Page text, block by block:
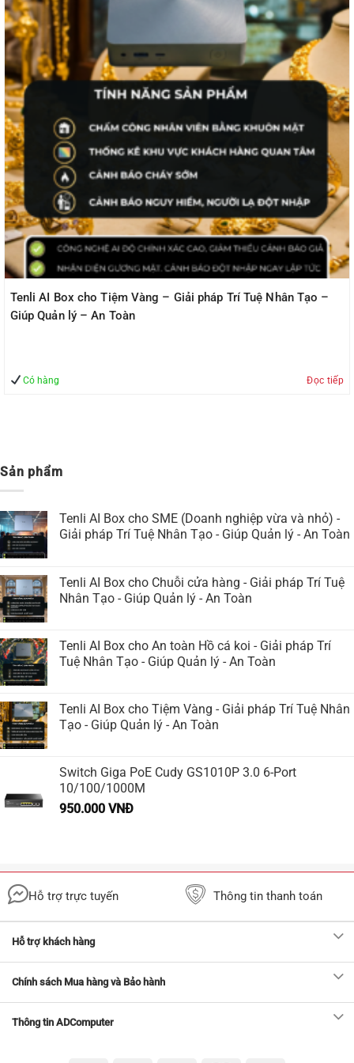
Tenli AI Box cho Tiệm Vàng – Giải pháp Trí Tuệ Nhân Tạo –
Giúp Quản lý – An Toàn
Có hàng Đọc tiếp
Sản phẩm
Tenli AI Box cho SME (Doanh nghiệp vừa và nhỏ) -
Giải pháp Trí Tuệ Nhân Tạo - Giúp Quản lý - An Toàn
Tenli AI Box cho Chuỗi cửa hàng - Giải pháp Trí Tuệ
Nhân Tạo - Giúp Quản lý - An Toàn
Tenli AI Box cho An toàn Hồ cá koi - Giải pháp Trí
Tuệ Nhân Tạo - Giúp Quản lý - An Toàn
Tenli AI Box cho Tiệm Vàng - Giải pháp Trí Tuệ Nhân
Tạo - Giúp Quản lý - An Toàn
Switch Giga PoE Cudy GS1010P 3.0 6-Port
10/100/1000M
950.000 VNĐ
Hỗ trợ trực tuyến Thông tin thanh toán
Hỗ trợ khách hàng
Chính sách Mua hàng và Bảo hành
Thông tin ADComputer